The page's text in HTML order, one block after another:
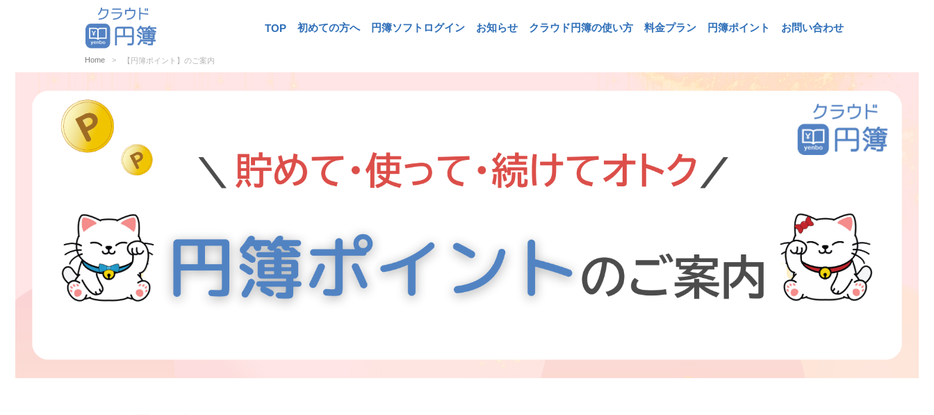
TOP 初めての方へ 円簿ソフトログイン お知らせ クラウド円簿の使い方 料金プラン 円簿ポイント お問い合わせ
Home 【円簿ポイント】のご案内